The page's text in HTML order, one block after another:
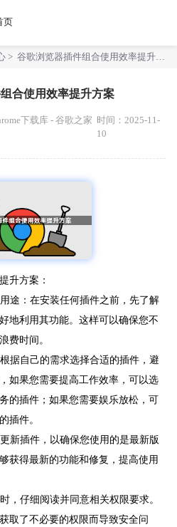
页
> 谷歌浏览器插件组合使用效率提升方
合使用效率提升方案
下载库 - 谷歌之家 时间：2025-11-
10
升方案：
途：在安装任何插件之前，先了解
地利用其功能。这样可以确保您不
费时间。
据自己的需求选择合适的插件，避
如果您需要提高工作效率，可以选
的插件；如果您需要娱乐放松，可
插件。
新插件，以确保您使用的是最新版
获得最新的功能和修复，提高使用
，仔细阅读并同意相关权限要求。
取了不必要的权限而导致安全问